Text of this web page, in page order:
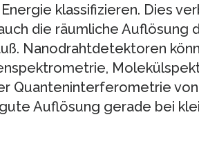
klassifizieren. Dies
die räumliche Auflösung
Nanodrahtdetektoren
Quanteninterferometrie
Auflösung gerade bei